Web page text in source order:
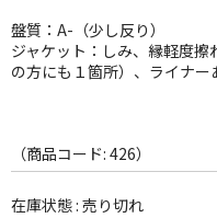
ROCK
WORLD
その他
盤質：A-（少し反り）
ジャケット：しみ、縁軽度
の方にも１箇所）、ライナー
（商品コード: 426）
在庫状態 : 売り切れ